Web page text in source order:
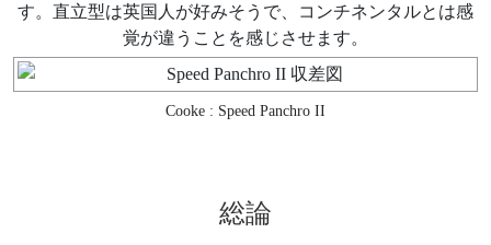
す。直立型は英国人が好みそうで、コンチネンタルとは感
覚が違うことを感じさせます。
Cooke : Speed Panchro II
総論